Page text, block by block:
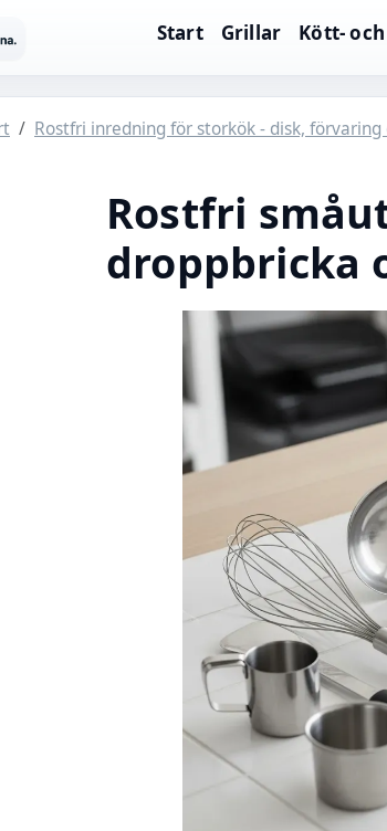
Start Grillar Kött-
Rostfri inredning för storkök - disk, förvaring
Rostfri
droppbricka